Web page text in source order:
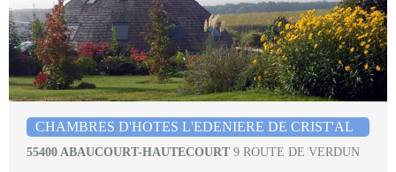
CHAMBRES D'HOTES L'EDENIERE DE CRIST'AL
55400 ABAUCOURT-HAUTECOURT 9 ROUTE DE VERDUN